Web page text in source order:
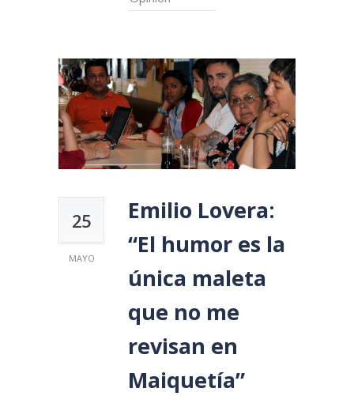
25
MAYO
Emilio Lovera:
“El humor es la
única maleta
que no me
revisan en
Maiquetía”